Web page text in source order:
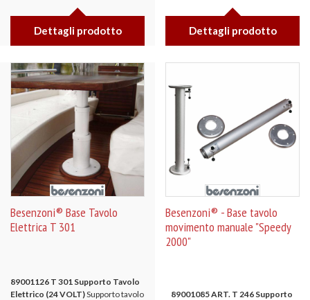
Dettagli prodotto Dettagli prodotto
Besenzoni® Base Tavolo
Elettrica T 301
89001126 T 301 Supporto Tavolo
Elettrico (24 VOLT)Supporto tavolo
Besenzoni® - Base tavolo
movimento manuale "Speedy
2000"
89001085 ART. T 246 Supporto